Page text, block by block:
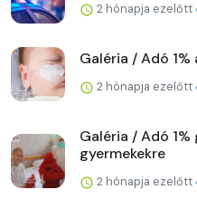
2 hónapja ezelőtt
Galéria / Adó
2 hónapja ezelőtt
Galéria / Adó
gyermekekre
2 hónapja ezelőtt